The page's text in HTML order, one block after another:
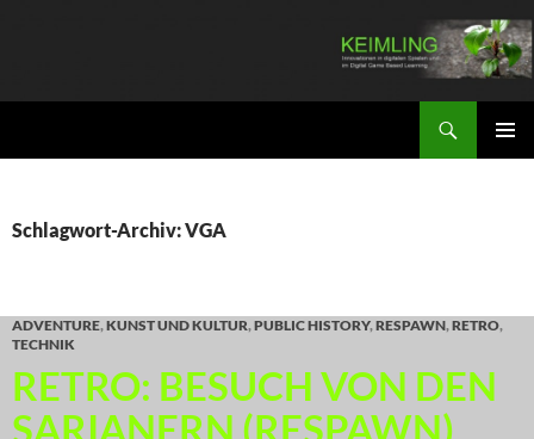
Schlagwort-Archiv: VGA
ADVENTURE,KUNST UND KULTUR,PUBLIC HISTORY,RESPAWN,RETRO,
TECHNIK
RETRO: BESUCH VON DEN
SARIANERN (RESPAWN)